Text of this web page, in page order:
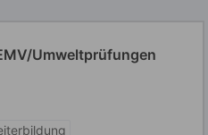
Umweltprüfungen